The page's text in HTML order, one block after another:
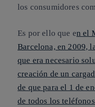
los consumidores
Es por ello que en el
Barcelona, en 2009,
que era necesario
creación de un
de que para el 1 de
de todos los